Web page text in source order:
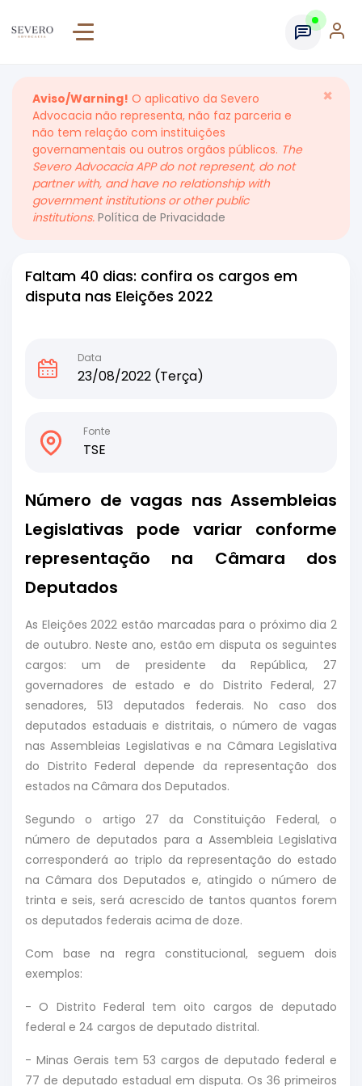
Aviso/Warning! O aplicativo da Severo
Advocacia não representa, não faz parceria e
não tem relação com instituições
governamentais ou outros orgãos públicos. The
Severo Advocacia APP do not represent, do not
partner with, and have no relationship with
government institutions or other public
institutions. Política de Privacidade
×
Faltam 40 dias: confira os cargos em
disputa nas Eleições 2022
Data
23/08/2022 (Terça)
Fonte
TSE
Número de vagas nas Assembleias
Legislativas pode variar conforme
representação na Câmara dos
Deputados
As Eleições 2022 estão marcadas para o próximo dia 2
de outubro. Neste ano, estão em disputa os seguintes
cargos: um de presidente da República, 27
governadores de estado e do Distrito Federal, 27
senadores, 513 deputados federais. No caso dos
deputados estaduais e distritais, o número de vagas
nas Assembleias Legislativas e na Câmara Legislativa
do Distrito Federal depende da representação dos
estados na Câmara dos Deputados.
Segundo o artigo 27 da Constituição Federal, o
número de deputados para a Assembleia Legislativa
corresponderá ao triplo da representação do estado
na Câmara dos Deputados e, atingido o número de
trinta e seis, será acrescido de tantos quantos forem
os deputados federais acima de doze.
Com base na regra constitucional, seguem dois
exemplos:
- O Distrito Federal tem oito cargos de deputado
federal e 24 cargos de deputado distrital.
- Minas Gerais tem 53 cargos de deputado federal e
77 de deputado estadual em disputa. Os 36 primeiros